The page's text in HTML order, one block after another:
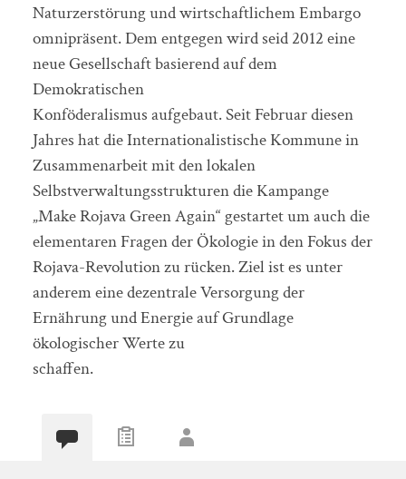
Naturzerstörung und wirtschaftlichem Embargo
omnipräsent. Dem entgegen wird seid 2012 eine
neue Gesellschaft basierend auf dem
Demokratischen
Konföderalismus aufgebaut. Seit Februar diesen
Jahres hat die Internationalistische Kommune in
Zusammenarbeit mit den lokalen
Selbstverwaltungsstrukturen die Kampange
„Make Rojava Green Again“ gestartet um auch die
elementaren Fragen der Ökologie in den Fokus der
Rojava-Revolution zu rücken. Ziel ist es unter
anderem eine dezentrale Versorgung der
Ernährung und Energie auf Grundlage
ökologischer Werte zu
schaffen.